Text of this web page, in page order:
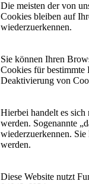
Die meisten der von
Cookies bleiben auf
wiederzuerkennen.
Sie können Ihren
Cookies für bestimmte
Deaktivierung von
Hierbei handelt es sich
werden. Sogenannte
wiederzuerkennen.
werden.
Diese Website nutzt